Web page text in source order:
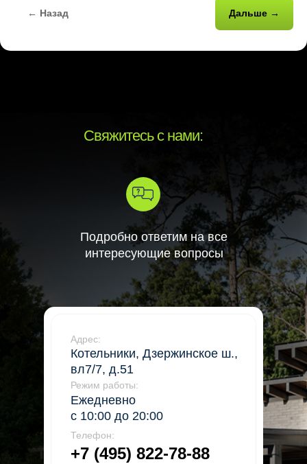
← Назад Дальше →
Свяжитесь с нами:
+7 (495) 822-78-88
Адрес:
Котельники, Дзержинское ш.,
вл7/7, д.51
Режим работы:
Ежедневно
с 10:00 до 20:00
Телефон:
Подробно ответим на все
интересующие вопросы